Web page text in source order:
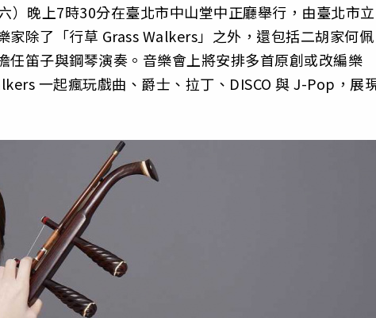
）晚上7時30分在臺北市中山堂中正廳舉行，由臺北市立
家除了「行草 Grass Walkers」之外，還包括二胡家何佩
任笛子與鋼琴演奏。音樂會上將安排多首原創或改編樂
一起瘋玩戲曲、爵士、拉丁、DISCO 與 J-Pop，展